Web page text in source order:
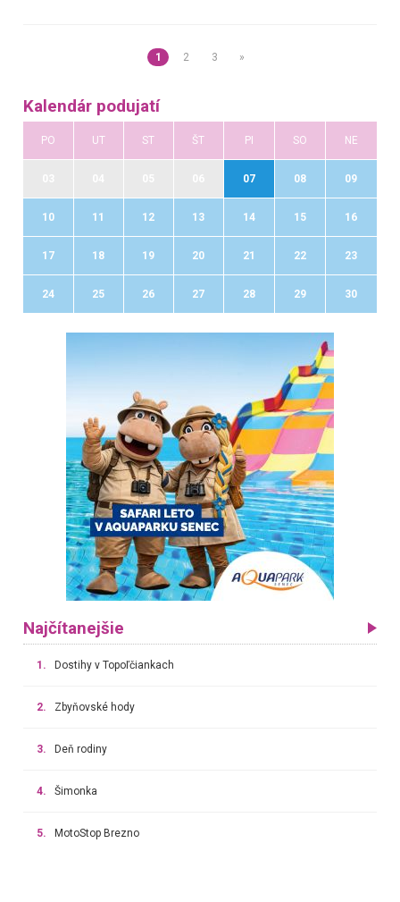
1 2 3 »
Kalendár podujatí
PO UT ST ŠT PI SO NE
07 08 09
10 11 12 13 14 15 16
17 18 19 20 21 22 23
24 25 26 27 28 29 30
Najčítanejšie
1. Dostihy v Topoľčiankach
2. Zbyňovské hody
3. Deň rodiny
4. Šimonka
5. MotoStop Brezno